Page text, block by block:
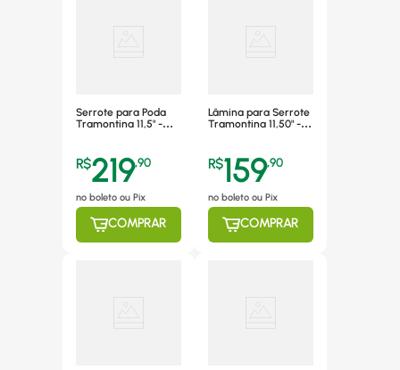
Serrote para Poda
Tramontina 11,5" -
R$219,90
no boleto ou Pix
COMPRAR
Lâmina para Serrote
Tramontina 11,50" -
R$159,90
no boleto ou Pix
COMPRAR